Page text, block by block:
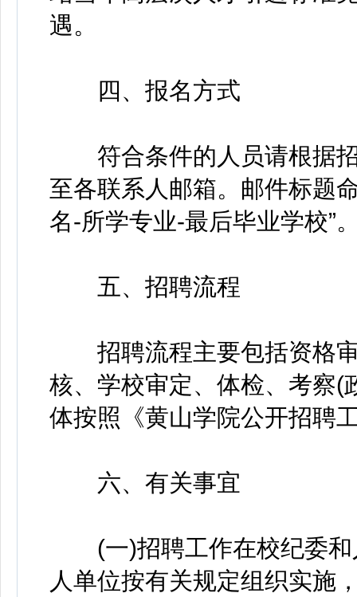
遇。
四、报名方式
符合条件的人员请根据招
至各联系人邮箱。邮件标题
名-所学专业-最后毕业学校”
五、招聘流程
招聘流程主要包括资格审
核、学校审定、体检、考察(
体按照《黄山学院公开招聘
六、有关事宜
(一)招聘工作在校纪委和
人单位按有关规定组织实施